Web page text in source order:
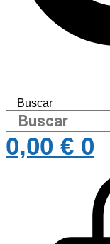
Buscar
0,00 € 0